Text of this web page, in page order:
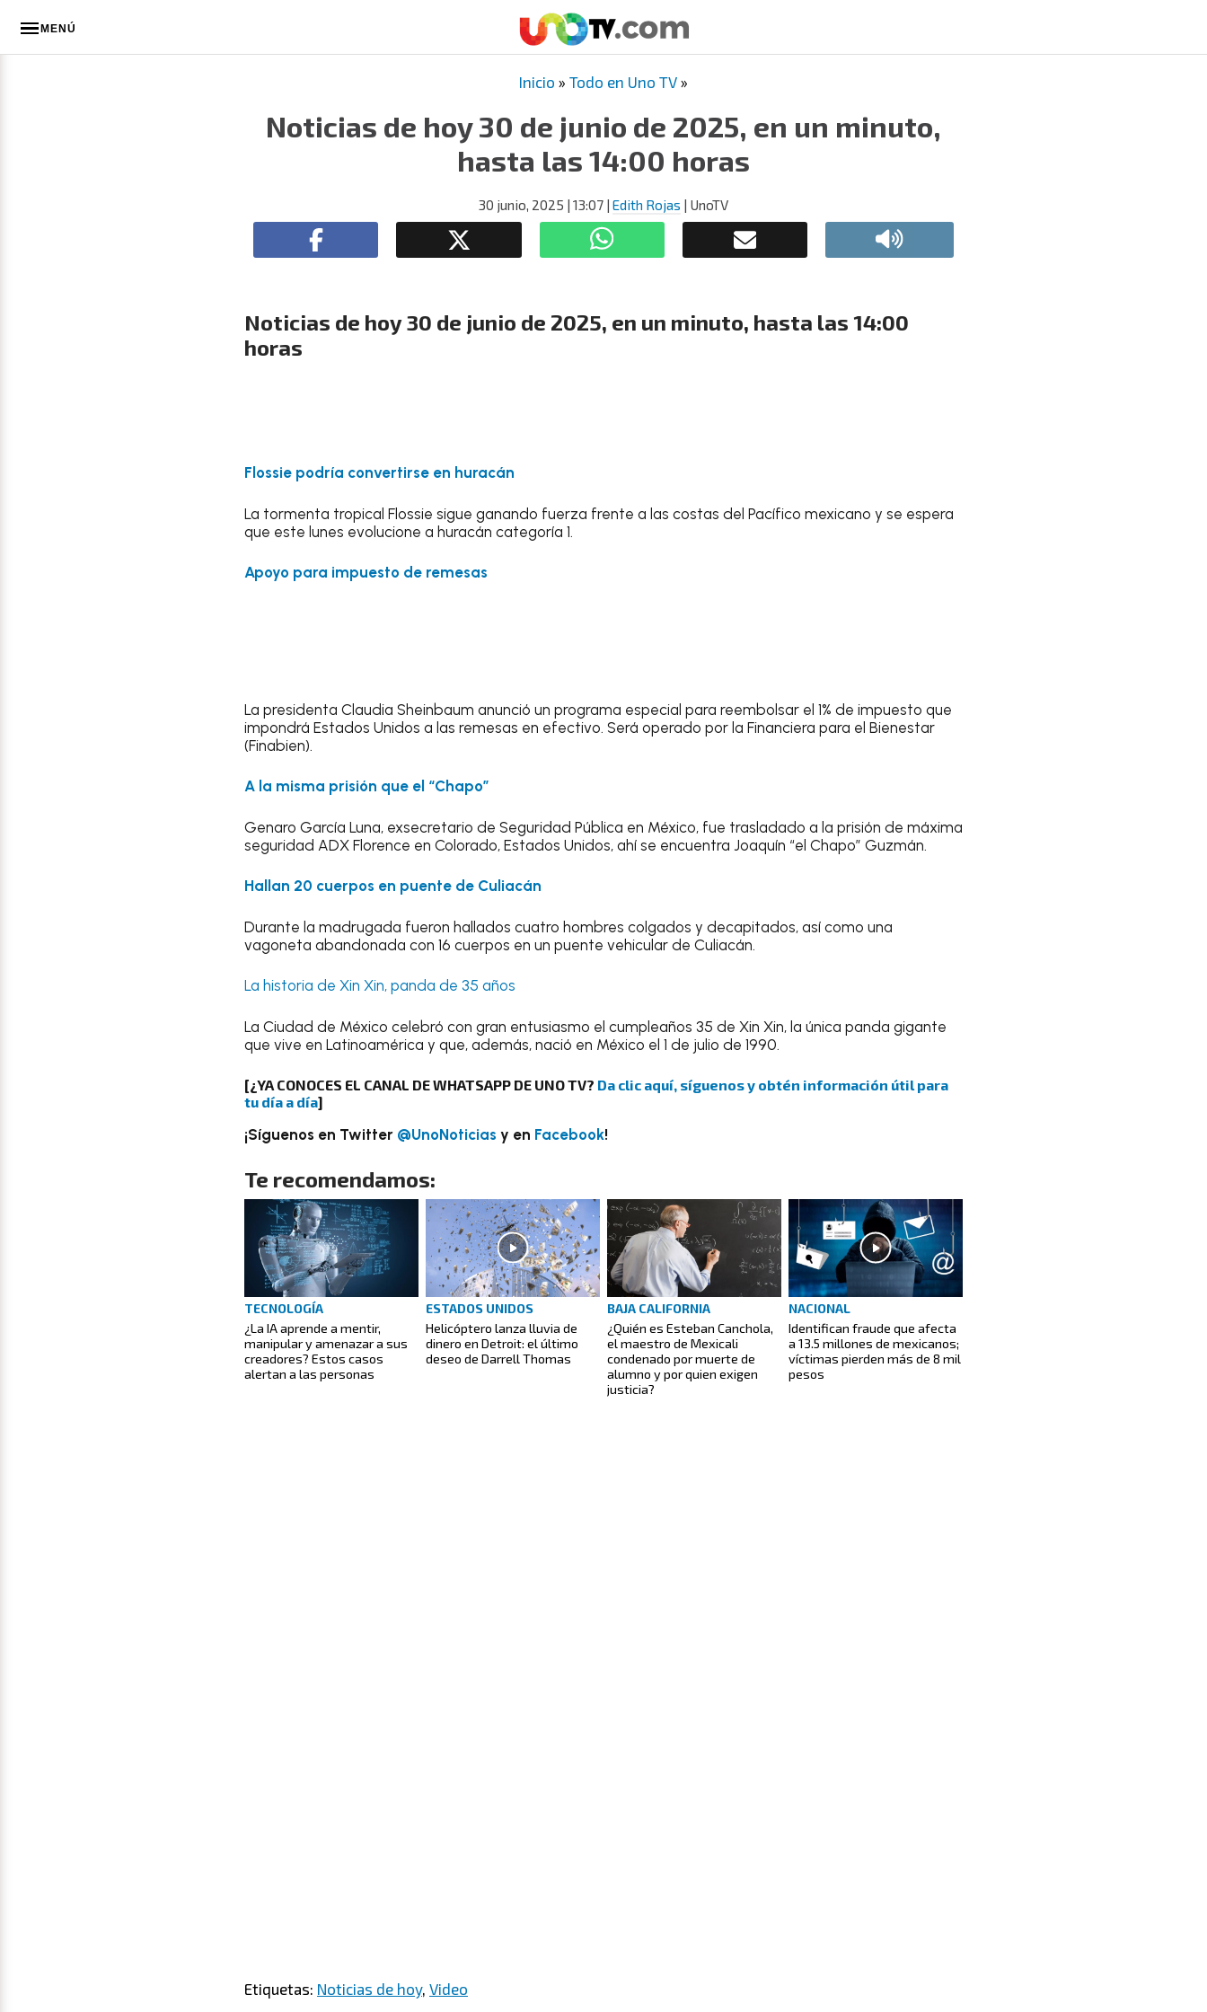
MENÚ
Inicio » Todo en Uno TV »
Noticias de hoy 30 de junio de 2025, en un minuto,
hasta las 14:00 horas
30 junio, 2025 | 13:07 | Edith Rojas | UnoTV
Noticias de hoy 30 de junio de 2025, en un minuto, hasta las 14:00
horas
Flossie podría convertirse en huracán
La tormenta tropical Flossie sigue ganando fuerza frente a las costas del Pacífico mexicano y se espera
que este lunes evolucione a huracán categoría 1.
Apoyo para impuesto de remesas
La presidenta Claudia Sheinbaum anunció un programa especial para reembolsar el 1% de impuesto que
impondrá Estados Unidos a las remesas en efectivo. Será operado por la Financiera para el Bienestar
(Finabien).
A la misma prisión que el “Chapo”
Genaro García Luna, exsecretario de Seguridad Pública en México, fue trasladado a la prisión de máxima
seguridad ADX Florence en Colorado, Estados Unidos, ahí se encuentra Joaquín “el Chapo” Guzmán.
Hallan 20 cuerpos en puente de Culiacán
Durante la madrugada fueron hallados cuatro hombres colgados y decapitados, así como una
vagoneta abandonada con 16 cuerpos en un puente vehicular de Culiacán.
La historia de Xin Xin, panda de 35 años
La Ciudad de México celebró con gran entusiasmo el cumpleaños 35 de Xin Xin, la única panda gigante
que vive en Latinoamérica y que, además, nació en México el 1 de julio de 1990.
[¿YA CONOCES EL CANAL DE WHATSAPP DE UNO TV? Da clic aquí, síguenos y obtén información útil para
tu día a día]
¡Síguenos en Twitter @UnoNoticias y en Facebook!
Te recomendamos:
TECNOLOGÍA
¿La IA aprende a mentir,
manipular y amenazar a sus
creadores? Estos casos
alertan a las personas
ESTADOS UNIDOS
Helicóptero lanza lluvia de
dinero en Detroit: el último
deseo de Darrell Thomas
BAJA CALIFORNIA
¿Quién es Esteban Canchola,
el maestro de Mexicali
condenado por muerte de
alumno y por quien exigen
justicia?
NACIONAL
Identifican fraude que afecta
a 13.5 millones de mexicanos;
víctimas pierden más de 8 mil
pesos
Etiquetas: Noticias de hoy, Video